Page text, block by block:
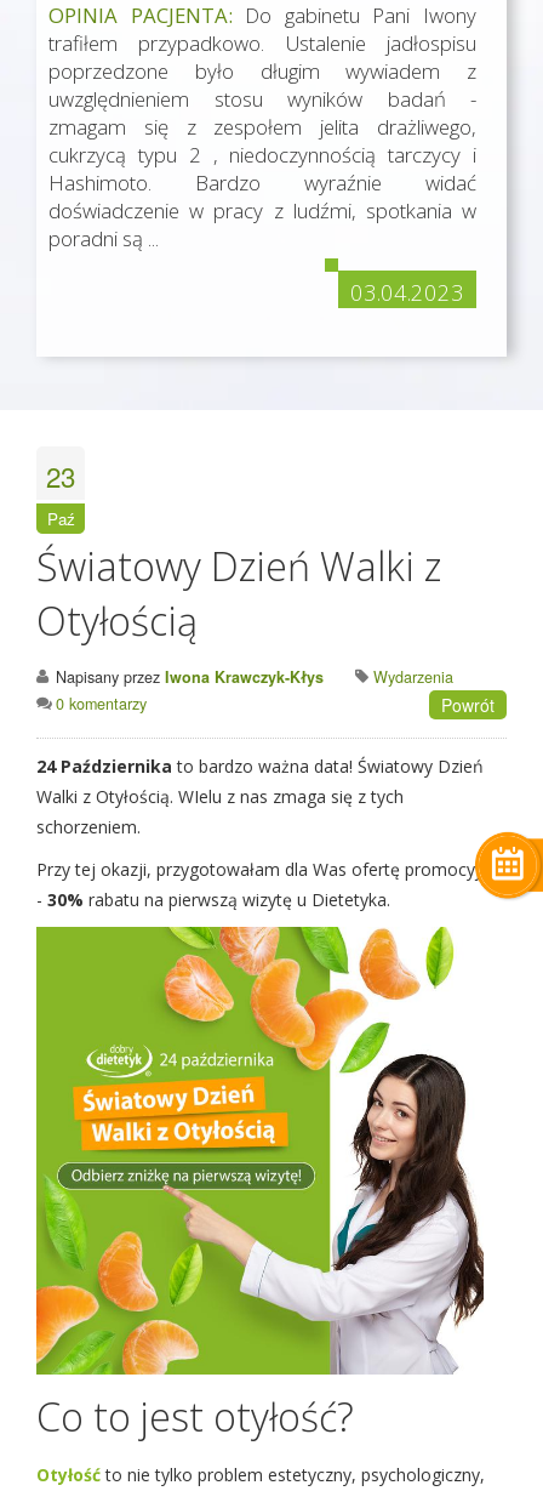
OPINIA PACJENTA: Do gabinetu Pani Iwony
trafiłem przypadkowo. Ustalenie jadłospisu
poprzedzone było długim wywiadem z
uwzględnieniem stosu wyników badań -
zmagam się z zespołem jelita drażliwego,
cukrzycą typu 2 , niedoczynnością tarczycy i
Hashimoto. Bardzo wyraźnie widać
doświadczenie w pracy z ludźmi, spotkania w
poradni są ...
03.04.2023
23
Paź
Światowy Dzień Walki z
Otyłością
Napisany przez Iwona Krawczyk-Kłys
Wydarzenia
0 komentarzy
Powrót
24 Października to bardzo ważna data! Światowy Dzień
Walki z Otyłością. WIelu z nas zmaga się z tych
schorzeniem.
Przy tej okazji, przygotowałam dla Was ofertę promocyjną
- 30% rabatu na pierwszą wizytę u Dietetyka.
Co to jest otyłość?
Otyłośćto nie tylko problem estetyczny, psychologiczny,